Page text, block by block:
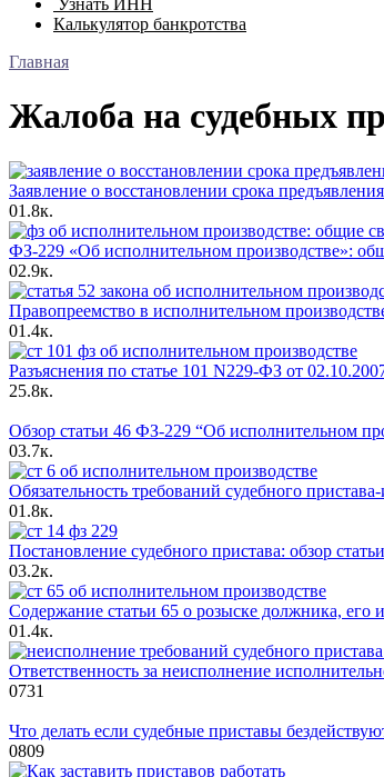
Узнать ИНН
Калькулятор банкротства
Главная
Жалоба на судебных
Заявление о восстановлении срока
01.8к.
ФЗ-229 «Об исполнительном производстве»:
02.9к.
Правопреемство в исполнительном
01.4к.
Разъяснения по статье 101 N229-ФЗ от
25.8к.
Обзор статьи 46 ФЗ-229 “Об исполнительном
03.7к.
Обязательность требований судебного
01.8к.
Постановление судебного пристава: обзор
03.2к.
Содержание статьи 65 о розыске должника, его
01.4к.
Ответственность за неисполнение
0731
Что делать если судебные приставы
0809